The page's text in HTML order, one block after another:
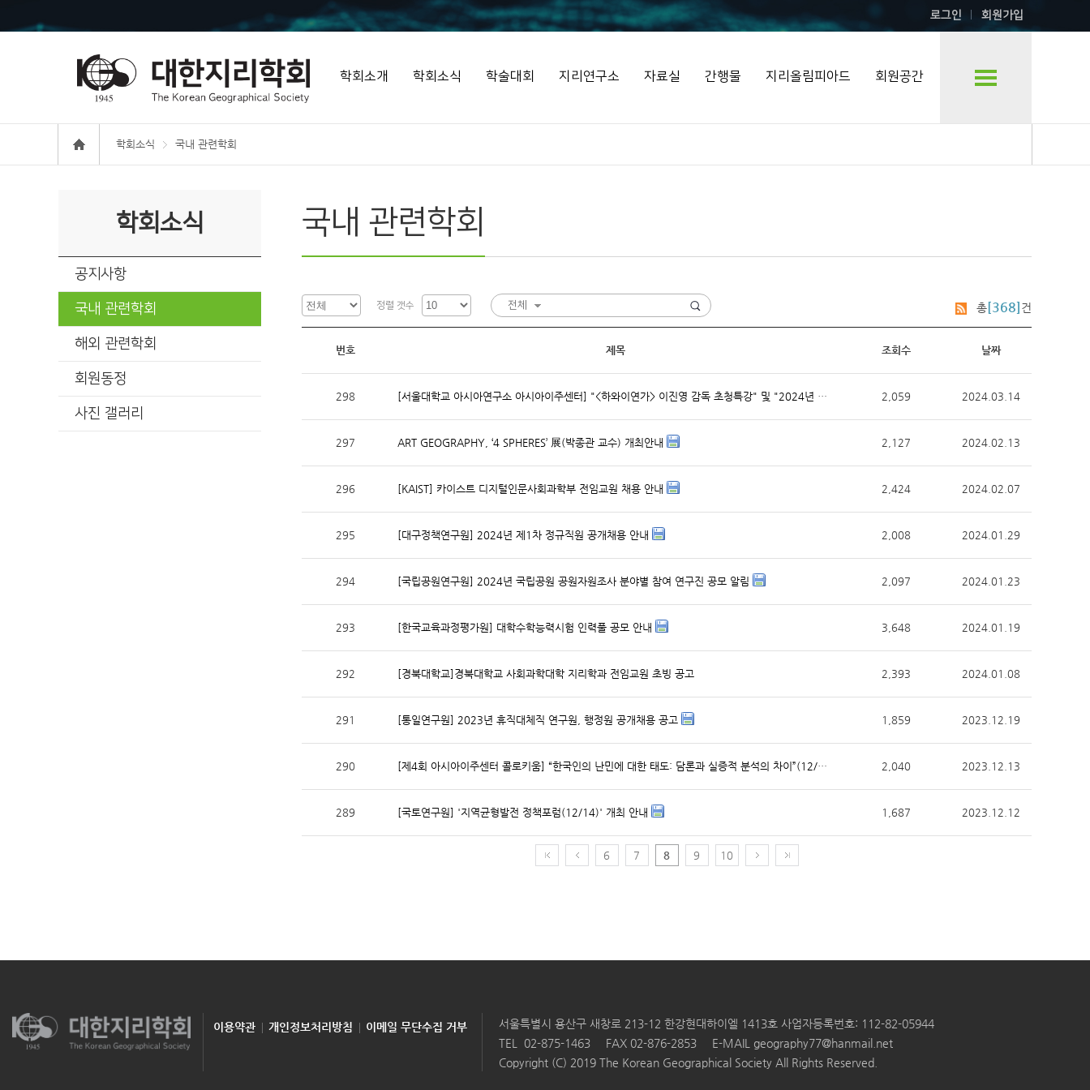
로그인 회원가입
학회소개 학회소식 학술대회 지리연구소 자료실 간행물 지리올림피아드 회원공간
학회소식 국내 관련학회
학회소식
공지사항
국내 관련학회
해외 관련학회
회원동정
사진 갤러리
국내 관련학회
총[368]건
정렬 갯수 전체
번호 제목 조회수 날짜
298 [서울대학교 아시아연구소 아시아이주센터] "<하와이연가> 이진영 감독 초청특강" 및 "2024년 1학기 콜로키엄 시리즈" 안내 2,059 2024.03.14
297 ART GEOGRAPHY, ‘4 SPHERES’ 展(박종관 교수) 개최안내 2,127 2024.02.13
296 [KAIST] 카이스트 디지털인문사회과학부 전임교원 채용 안내 2,424 2024.02.07
295 [대구정책연구원] 2024년 제1차 정규직원 공개채용 안내 2,008 2024.01.29
294 [국립공원연구원] 2024년 국립공원 공원자원조사 분야별 참여 연구진 공모 알림 2,097 2024.01.23
293 [한국교육과정평가원] 대학수학능력시험 인력풀 공모 안내 3,648 2024.01.19
292 [경북대학교]경북대학교 사회과학대학 지리학과 전임교원 초빙 공고 2,393 2024.01.08
291 [통일연구원] 2023년 휴직대체직 연구원, 행정원 공개채용 공고 1,859 2023.12.19
290 [제4회 아시아이주센터 콜로키움] “한국인의 난민에 대한 태도: 담론과 실증적 분석의 차이”(12/18) 안내 2,040 2023.12.13
289 [국토연구원] '지역균형발전 정책포럼(12/14)' 개최 안내 1,687 2023.12.12
6 7 8 9 10
이용약관 개인정보처리방침 이메일 무단수집 거부 서울특별시 용산구 새창로 213-12 한강현대하이엘 1413호 사업자등록번호: 112-82-05944
TEL 02-875-1463 FAX 02-876-2853 E-MAIL geography77@hanmail.net
Copyright (C) 2019 The Korean Geographical Society All Rights Reserved.